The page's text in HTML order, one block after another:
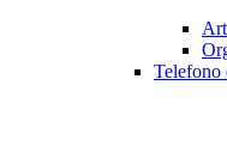
Telefono